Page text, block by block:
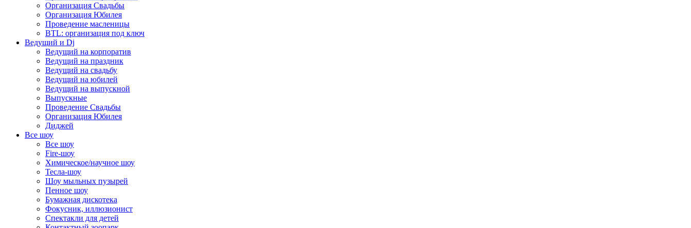
Организация Свадьбы
Организация Юбилея
Проведение масленицы
BTL: организация под ключ
Ведущий и Dj
Ведущий на корпоратив
Ведущий на праздник
Ведущий на свадьбу
Ведущий на юбилей
Ведущий на выпускной
Выпускные
Проведение Свадьбы
Организация Юбилея
Диджей
Все шоу
Все шоу
Fire-шоу
Химическое/научное шоу
Тесла-шоу
Шоу мыльных пузырей
Пенное шоу
Бумажная дискотека
Фокусник, иллюзионист
Спектакли для детей